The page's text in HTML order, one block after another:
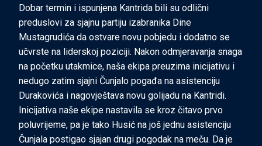
Dobar termin i ispunjena Kantrida bili su odlični
preduslovi za sjajnu partiju izabranika Dine
Mustagrudića da ostvare novu pobjedu i dodatno se
učvrste na liderskoj poziciji. Nakon odmjeravanja snaga
na početku utakmice, naša ekipa preuzima inicijativu i
nedugo zatim sjajni Čunjalo pogađa na asistenciju
Durakovića i nagovještava novu golijadu na Kantridi.
Inicijativa naše ekipe nastavila se kroz čitavo prvo
poluvrijeme, pa je tako Husić na još jednu asistenciju
Čunjala postigao sjajan drugi pogodak na meču. Da je